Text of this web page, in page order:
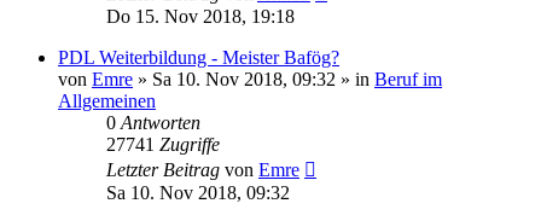
Do 15. Nov 2018, 19:18
PDL Weiterbildung - Meister Bafög?
von Emre » Sa 10. Nov 2018, 09:32 » in Beruf im
Allgemeinen
0 Antworten
27741 Zugriffe
Letzter Beitrag von Emre
Sa 10. Nov 2018, 09:32